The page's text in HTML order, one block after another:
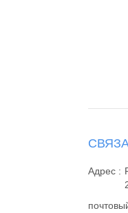
Адрес :